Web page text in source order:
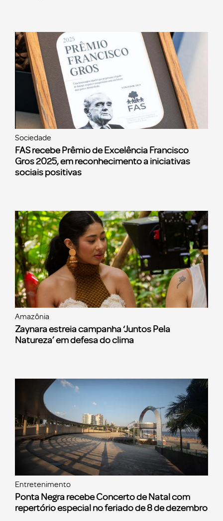
Sociedade
FAS recebe Prêmio de Excelência Francisco
Gros 2025, em reconhecimento a iniciativas
sociais positivas
Amazônia
Zaynara estreia campanha ‘Juntos Pela
Natureza’ em defesa do clima
Entretenimento
Ponta Negra recebe Concerto de Natal com
repertório especial no feriado de 8 de dezembro